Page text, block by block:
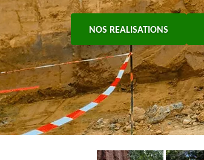
NOS REALISATIONS